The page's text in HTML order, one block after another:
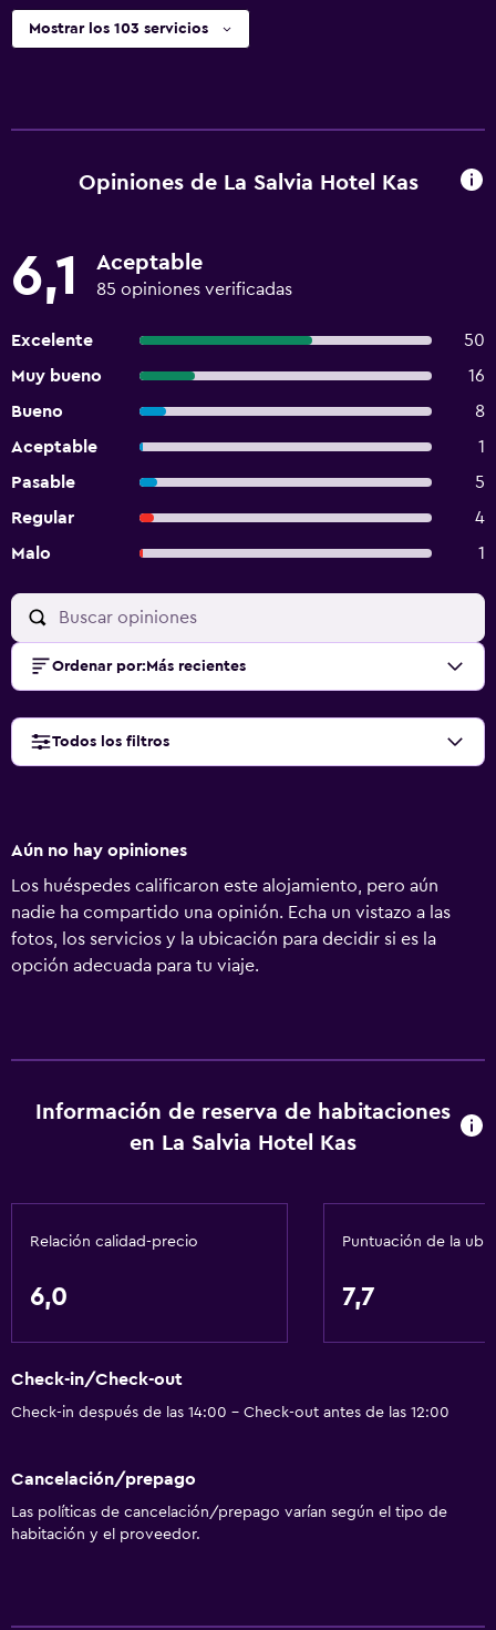
Mostrar los 103 servicios
Opiniones de La Salvia Hotel Kas
6,1 Aceptable
85 opiniones verificadas
Excelente
50
Muy bueno
16
Bueno
8
Aceptable
1
Pasable
5
Regular
4
Malo
1
Ordenar por: Más recientes
Todos los filtros
Aún no hay opiniones
Los huéspedes calificaron este alojamiento, pero aún
nadie ha compartido una opinión. Echa un vistazo a las
fotos, los servicios y la ubicación para decidir si es la
opción adecuada para tu viaje.
Información de reserva de habitaciones
en La Salvia Hotel Kas
Relación calidad-precio
6,0
Puntuación de la
7,7
Check-in/Check-out
Check-in después de las 14:00 - Check-out antes de las 12:00
Cancelación/prepago
Las políticas de cancelación/prepago varían según el tipo de
habitación y el proveedor.